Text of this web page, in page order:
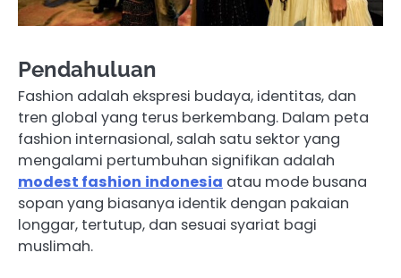
Pendahuluan
Fashion adalah ekspresi budaya, identitas, dan
tren global yang terus berkembang. Dalam peta
fashion internasional, salah satu sektor yang
mengalami pertumbuhan signifikan adalah
modest fashion indonesia atau mode busana
sopan yang biasanya identik dengan pakaian
longgar, tertutup, dan sesuai syariat bagi
muslimah.